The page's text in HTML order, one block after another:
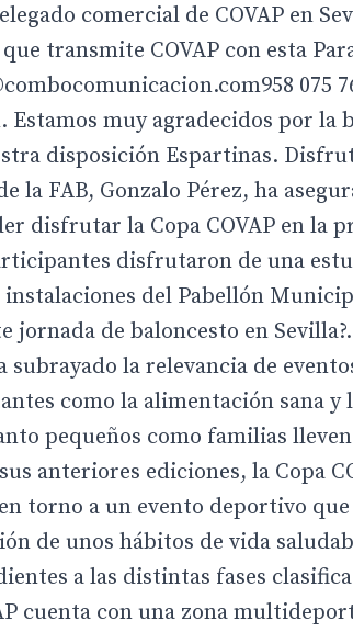
comercial de COVAP en
transmite COVAP con esta
075
Estamos muy agradecidos por
disposición Espartinas.
la FAB, Gonzalo Pérez, ha
disfrutar la Copa COVAP en la
disfrutaron de una
del Pabellón
jornada de baloncesto en
subrayado la relevancia de
como la alimentación sana
pequeños como familias
anteriores ediciones, la Copa
torno a un evento deportivo
de unos hábitos de vida
a las distintas fases
cuenta con una zona